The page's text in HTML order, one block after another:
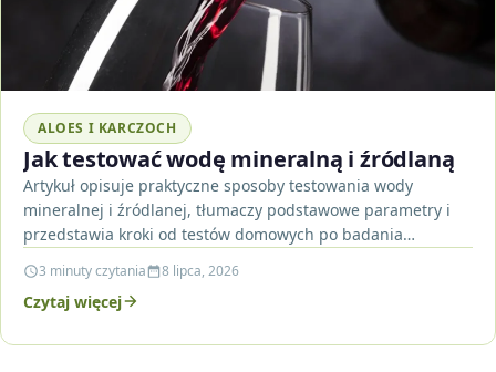
ALOES I KARCZOCH
Jak testować wodę mineralną i źródlaną
Artykuł opisuje praktyczne sposoby testowania wody
mineralnej i źródlanej, tłumaczy podstawowe parametry i
przedstawia kroki od testów domowych po badania
3 minuty czytania 8 lipca, 2026
Czytaj więcej